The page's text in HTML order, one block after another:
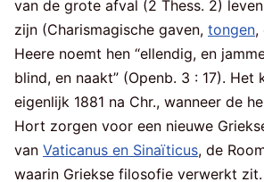
van de grote afval (2 Thess. 2)
zijn (Charismagische gaven, tongen,
Heere noemt hen “ellendig, en
blind, en naakt” (Openb. 3 : 17). Het
eigenlijk 1881 na Chr., wanneer de
Hort zorgen voor een nieuwe
van Vaticanus en Sinaïticus, de
waarin Griekse filosofie verwerkt